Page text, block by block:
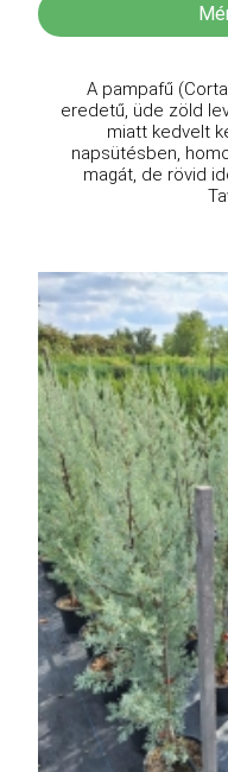
A pampafű
eredetű, üde zöld
miatt kedvelt
napsütésben,
magát, de rövid